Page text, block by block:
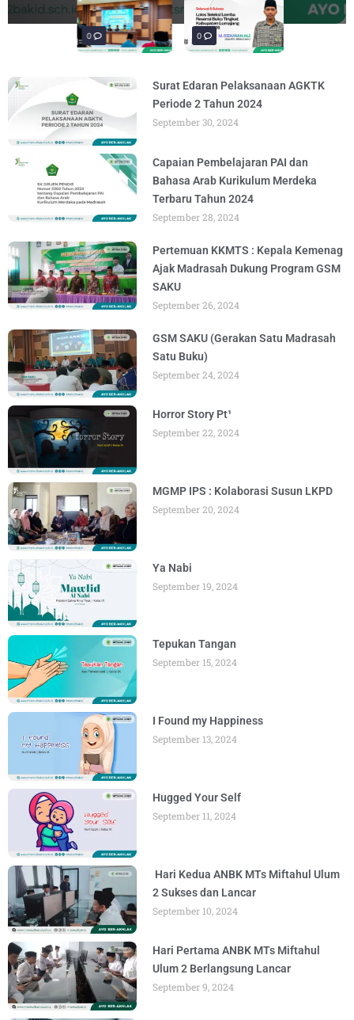
materi “Pengembangan Ekosistem
BY ADMIN AUGUST 6, 2026
penguatan materi bertajuk "Praktik Baik
BY ADMIN AUGUST 6, 2026
penguatan materi "Re-Branding
BY ADMIN AUGUST 5, 2026
materi Literasi Digital yang
BY ADMIN AUGUST 5, 2026
Madrasah" padaAUGUST 4, 2026
materi “Pengembangan Ekosistem
BY ADMIN AUGUST 6, 2026
0 0
Surat Edaran Pelaksanaan AGKTK
Periode 2 Tahun 2024
September 30, 2024
Capaian Pembelajaran PAI dan
Bahasa Arab Kurikulum Merdeka
Terbaru Tahun 2024
September 28, 2024
Pertemuan KKMTS : Kepala Kemenag
Ajak Madrasah Dukung Program GSM
SAKU
September 26, 2024
GSM SAKU (Gerakan Satu Madrasah
Satu Buku)
September 24, 2024
Horror Story Pt¹
September 22, 2024
MGMP IPS : Kolaborasi Susun LKPD
September 20, 2024
Ya Nabi
September 19, 2024
Tepukan Tangan
September 15, 2024
I Found my Happiness
September 13, 2024
Hugged Your Self
September 11, 2024
Hari Kedua ANBK MTs Miftahul Ulum
2 Sukses dan Lancar
September 10, 2024
Hari Pertama ANBK MTs Miftahul
Ulum 2 Berlangsung Lancar
September 9, 2024